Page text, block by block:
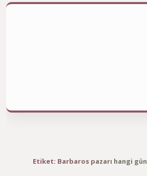
Etiket: Barbaros pazarı hangi gün